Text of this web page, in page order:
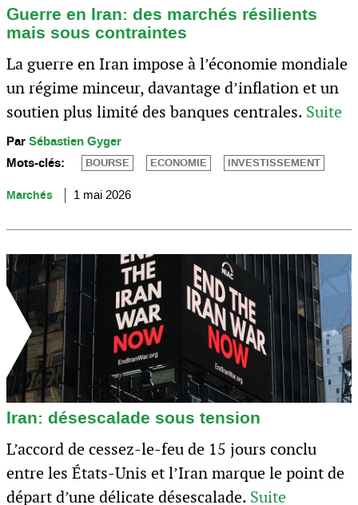
Guerre en Iran: des marchés résilients
mais sous contraintes
La guerre en Iran impose à l’économie mondiale
un régime minceur, davantage d’inflation et un
soutien plus limité des banques centrales. Suite
ParSébastien Gyger
Mots-clés:
BOURSE ECONOMIE INVESTISSEMENT
Marchés 1 mai 2026
Iran: désescalade sous tension
L’accord de cessez-le-feu de 15 jours conclu
entre les États-Unis et l’Iran marque le point de
départ d’une délicate désescalade. Suite